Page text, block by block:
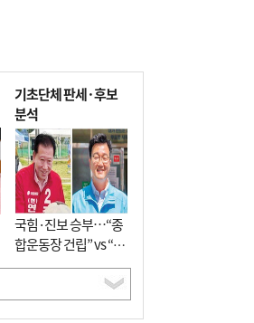
기초단체 판세·후보
분석
국힘·진보 승부…“종
합운동장 건립” vs “출
근 공공버스 도입”